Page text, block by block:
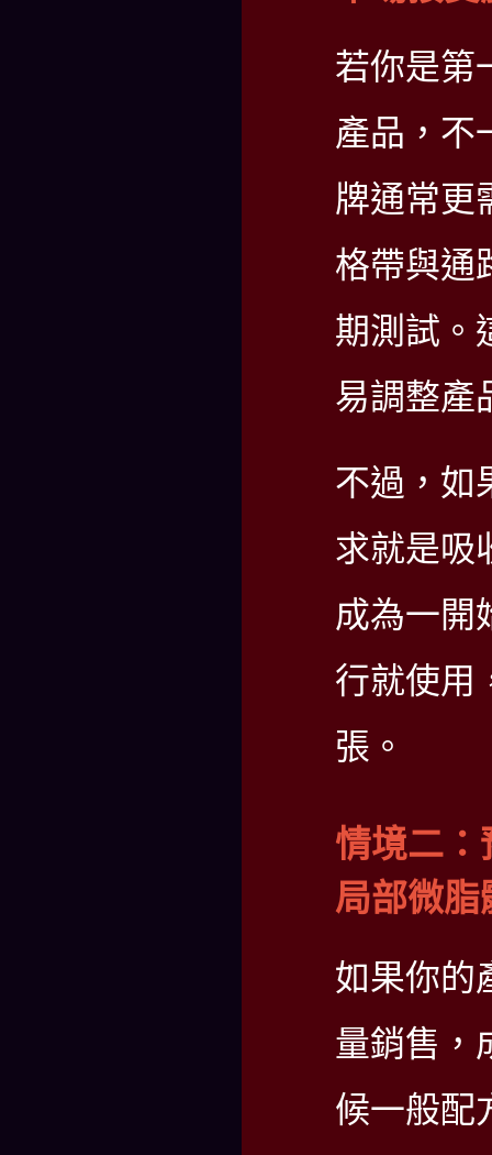
若你是第
產品，不
牌通常更
格帶與通
期測試。
易調整產
不過，如
求就是吸
成為一開
行就使用
張。
情境二：
局部微脂
如果你的
量銷售，
候一般配